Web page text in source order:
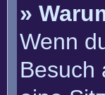
»
Wenn
Besuch